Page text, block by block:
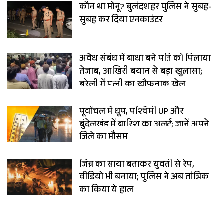
कौन था मोनू? बुलंदशहर पुलिस ने सुबह-
सुबह कर दिया एनकाउंटर
अवैध संबंध में बाधा बने पति को पिलाया
तेजाब, आखिरी बयान से बड़ा खुलासा;
बरेली में पत्नी का खौफनाक खेल
पूर्वांचल में धूप, पश्चिमी UP और
बुंदेलखंड में बारिश का अलर्ट; जानें अपने
जिले का मौसम
जिन्न का साया बताकर युवती से रेप,
वीडियो भी बनाया; पुलिस ने अब तांत्रिक
का किया ये हाल